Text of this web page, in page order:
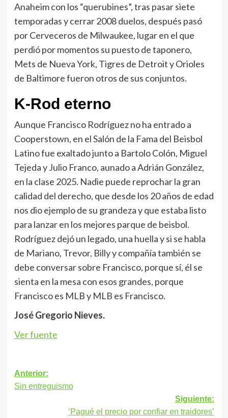
Anaheim con los “querubines”, tras pasar siete
temporadas y cerrar 2008 duelos, después pasó
por Cerveceros de Milwaukee, lugar en el que
perdió por momentos su puesto de taponero,
Mets de Nueva York, Tigres de Detroit y Orioles
de Baltimore fueron otros de sus conjuntos.
K-Rod eterno
Aunque Francisco Rodríguez no ha entrado a
Cooperstown, en el Salón de la Fama del Beisbol
Latino fue exaltado junto a Bartolo Colón, Miguel
Tejeda y Julio Franco, aunado a Adrián González,
en la clase 2025. Nadie puede reprochar la gran
calidad del derecho, que desde los 20 años de edad
nos dio ejemplo de su grandeza y que estaba listo
para lanzar en los mejores parque de beisbol.
Rodríguez dejó un legado, una huella y si se habla
de Mariano, Trevor, Billy y compañía también se
debe conversar sobre Francisco, porque sí, él se
sienta en la mesa con esos grandes, porque
Francisco es MLB y MLB es Francisco.
José Gregorio Nieves.
Ver fuente
Navegación
de
entradas
Anterior:
Sin entreguismo
Siguiente:
‘Pagué el precio por confiar en traidores’